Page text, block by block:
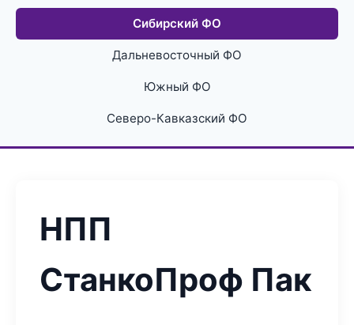
Сибирский ФО
Дальневосточный ФО
Южный ФО
Северо-Кавказский ФО
НПП
СтанкоПроф Пак